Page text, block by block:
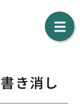
き消し